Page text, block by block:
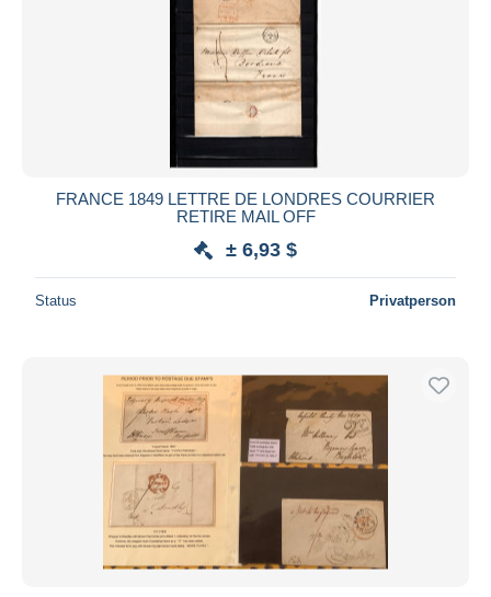
FRANCE 1849 LETTRE DE LONDRES COURRIER
RETIRE MAIL OFF
± 6,93 $
Status Privatperson